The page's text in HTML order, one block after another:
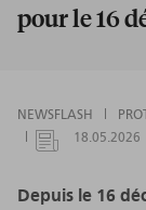
pour le 16
NEWSFLASH
18.05.2026
Depuis le 16